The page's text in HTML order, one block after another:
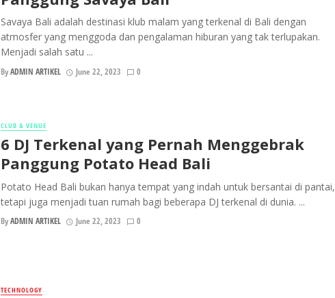
Savaya Bali adalah destinasi klub malam yang terkenal di Bali dengan
atmosfer yang menggoda dan pengalaman hiburan yang tak terlupakan.
Menjadi salah satu ...
ByADMIN ARTIKEL June 22, 2023 0
CLUB & VENUE
6 DJ Terkenal yang Pernah Menggebrak
Panggung Potato Head Bali
Potato Head Bali bukan hanya tempat yang indah untuk bersantai di pantai,
tetapi juga menjadi tuan rumah bagi beberapa DJ terkenal di dunia. ...
ByADMIN ARTIKEL June 22, 2023 0
TECHNOLOGY